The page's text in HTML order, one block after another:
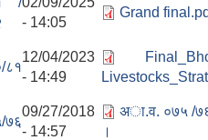
- 14:05
Grand
८१
12/04/2023
- 14:49
७६
09/27/2018
- 14:57
अा.व. ०७५ /७६
।